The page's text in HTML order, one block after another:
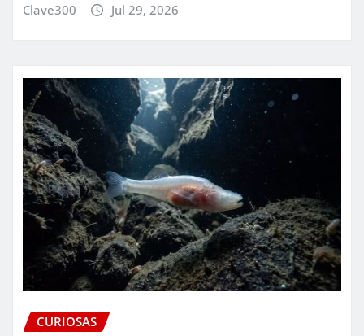
Clave300 Jul 29, 2026
CURIOSAS